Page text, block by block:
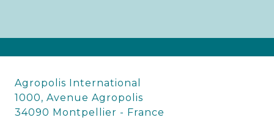
Agropolis International
1000, Avenue Agropolis
34090 Montpellier - France